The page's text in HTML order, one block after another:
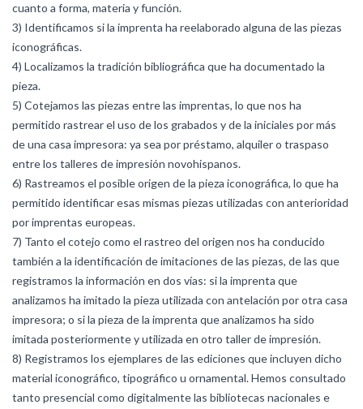
cuanto a forma, materia y función.
3) Identificamos si la imprenta ha reelaborado alguna de las piezas
iconográficas.
4) Localizamos la tradición bibliográfica que ha documentado la
pieza.
5) Cotejamos las piezas entre las imprentas, lo que nos ha
permitido rastrear el uso de los grabados y de la iniciales por más
de una casa impresora: ya sea por préstamo, alquiler o traspaso
entre los talleres de impresión novohispanos.
6) Rastreamos el posible origen de la pieza iconográfica, lo que ha
permitido identificar esas mismas piezas utilizadas con anterioridad
por imprentas europeas.
7) Tanto el cotejo como el rastreo del origen nos ha conducido
también a la identificación de imitaciones de las piezas, de las que
registramos la información en dos vías: si la imprenta que
analizamos ha imitado la pieza utilizada con antelación por otra casa
impresora; o si la pieza de la imprenta que analizamos ha sido
imitada posteriormente y utilizada en otro taller de impresión.
8) Registramos los ejemplares de las ediciones que incluyen dicho
material iconográfico, tipográfico u ornamental. Hemos consultado
tanto presencial como digitalmente las bibliotecas nacionales e